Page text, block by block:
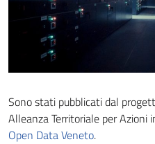
Sono stati pubblicati dal
Alleanza Territoriale per
Open Data Veneto.